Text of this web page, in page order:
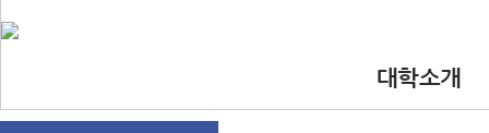
대학소개
•인사말